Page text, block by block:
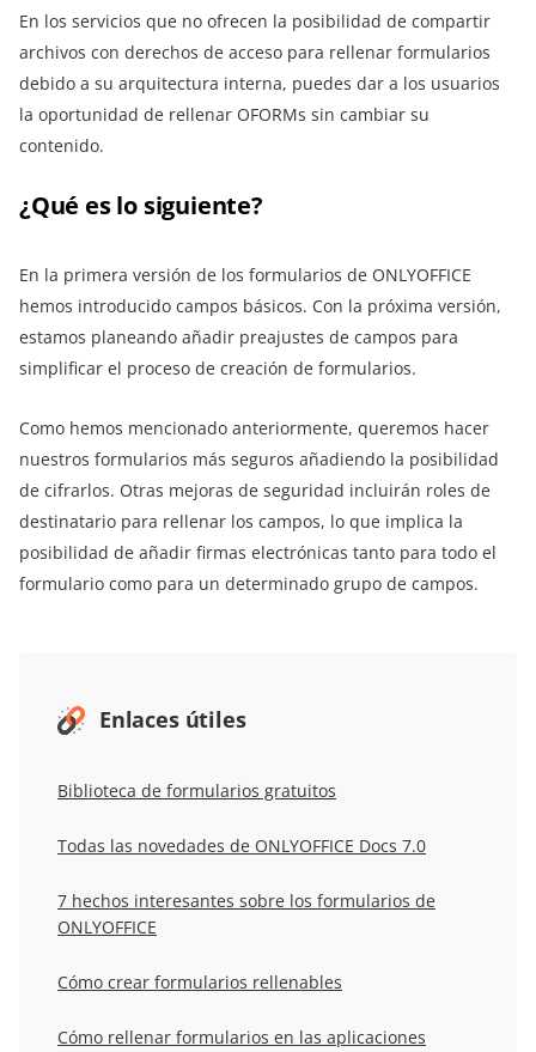
En los servicios que no ofrecen la posibilidad de compartir
archivos con derechos de acceso para rellenar formularios
debido a su arquitectura interna, puedes dar a los usuarios
la oportunidad de rellenar OFORMs sin cambiar su
contenido.
¿Qué es lo siguiente?
En la primera versión de los formularios de ONLYOFFICE
hemos introducido campos básicos. Con la próxima versión,
estamos planeando añadir preajustes de campos para
simplificar el proceso de creación de formularios.
Como hemos mencionado anteriormente, queremos hacer
nuestros formularios más seguros añadiendo la posibilidad
de cifrarlos. Otras mejoras de seguridad incluirán roles de
destinatario para rellenar los campos, lo que implica la
posibilidad de añadir firmas electrónicas tanto para todo el
formulario como para un determinado grupo de campos.
Enlaces útiles
Biblioteca de formularios gratuitos
Todas las novedades de ONLYOFFICE Docs 7.0
7 hechos interesantes sobre los formularios de
ONLYOFFICE
Cómo crear formularios rellenables
Cómo rellenar formularios en las aplicaciones